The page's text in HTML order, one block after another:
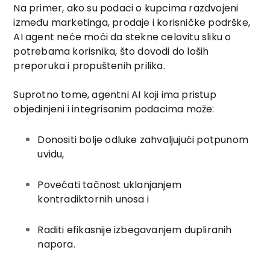
Na primer, ako su podaci o kupcima razdvojeni
između marketinga, prodaje i korisničke podrške,
AI agent neće moći da stekne celovitu sliku o
potrebama korisnika, što dovodi do loših
preporuka i propuštenih prilika.
Suprotno tome, agentni AI koji ima pristup
objedinjeni i integrisanim podacima može:
Donositi bolje odluke zahvaljujući potpunom
uvidu,
Povećati tačnost uklanjanjem
kontradiktornih unosa i
Raditi efikasnije izbegavanjem dupliranih
napora.